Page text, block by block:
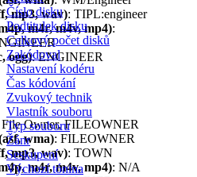
Číslo disku
Podtitulek disku
Celkový počet disků
Zakódoval
Nastavení kodéru
Čas kódování
Zvukový technik
Vlastník souboru
Typ souboru
Žánr
Seskupení
Výchozí tónina
mp3, wav): TIPL:engineer
m4r, m4v, mp4):
ogg): ENGINEER
Owner, FILEOWNER
wma): FILEOWNER
mp3, wav): TOWN
m4r, m4v, mp4): N/A